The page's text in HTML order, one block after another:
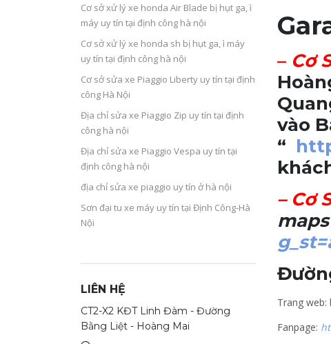
– Cơ
vào
“
– Cơ
maps
Trang
Fanpage:
Cơ sở xử lý xe honda Air Blade bị hụt ga, ì
máy uy tín tại định công hà nội
Cơ sở xử lý xe honda sh bị hụt ga, ì máy
uy tín tại định công hà nội
Cơ sở sửa xe Piaggio Liberty uy tín tại định
công Hà Nội
Địa chỉ sửa xe Piaggio Zip uy tín tại định
công hà nội
Địa chỉ sửa xe Piaggio Vespa uy tín tại
định công hà nội
địa chỉ sửa xe piaggio uy tín ở hà nội
Sơn đại tu xe máy uy tín tại Định Công-Hà
Nội
LIÊN HỆ
CT2-X2 KĐT Linh Đàm - Đường
Bằng Liệt - Hoàng Mai